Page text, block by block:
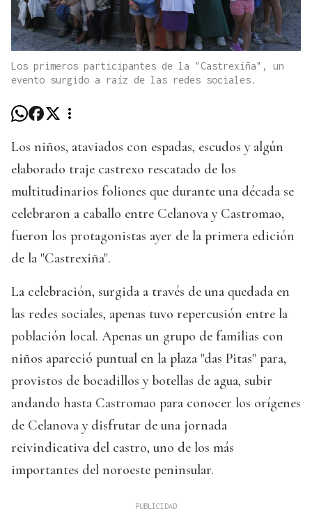
Los primeros participantes de la "Castrexiña", un
evento surgido a raíz de las redes sociales.
Los niños, ataviados con espadas, escudos y algún
elaborado traje castrexo rescatado de los
multitudinarios foliones que durante una década se
celebraron a caballo entre Celanova y Castromao,
fueron los protagonistas ayer de la primera edición
de la "Castrexiña".
La celebración, surgida a través de una quedada en
las redes sociales, apenas tuvo repercusión entre la
población local. Apenas un grupo de familias con
niños apareció puntual en la plaza "das Pitas" para,
provistos de bocadillos y botellas de agua, subir
andando hasta Castromao para conocer los orígenes
de Celanova y disfrutar de una jornada
reivindicativa del castro, uno de los más
importantes del noroeste peninsular.